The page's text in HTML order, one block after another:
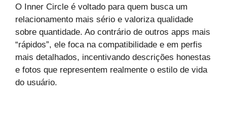
O Inner Circle é voltado para quem busca um
relacionamento mais sério e valoriza qualidade
sobre quantidade. Ao contrário de outros apps mais
“rápidos”, ele foca na compatibilidade e em perfis
mais detalhados, incentivando descrições honestas
e fotos que representem realmente o estilo de vida
do usuário.